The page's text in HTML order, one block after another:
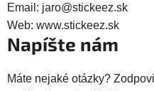
Email: jaro@stickeez.sk
Web: www.stickeez.sk
Napíšte nám
Máte nejaké otázky?